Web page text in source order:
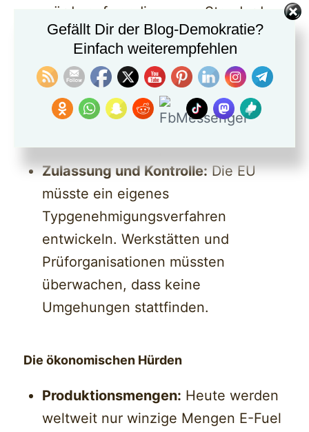
würde aufwendige neue Standards
und Infrastruktur erfordern,
Motoranpassungen:Obwohl E-Fuels
chemisch ähnlich sind, haben sie
andere Verbrennungseigenschaften.
Hersteller müssten Motoren speziell
darauf abstimmen,
Zulassung und Kontrolle:Die EU
müsste ein eigenes
Typgenehmigungsverfahren
entwickeln. Werkstätten und
Prüforganisationen müssten
überwachen, dass keine
Umgehungen stattfinden.
Die ökonomischen Hürden
Produktionsmengen: Heute werden
weltweit nur winzige Mengen E-Fuel
Gefällt Dir der Blog-Demokratie?
Einfach weiterempfehlen